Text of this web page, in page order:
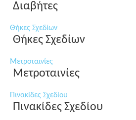
Διαβήτες
Θήκες Σχεδίων
Θήκες Σχεδίων
Μετροταινίες
Μετροταινίες
Πινακίδες Σχεδίου
Πινακίδες Σχεδίου